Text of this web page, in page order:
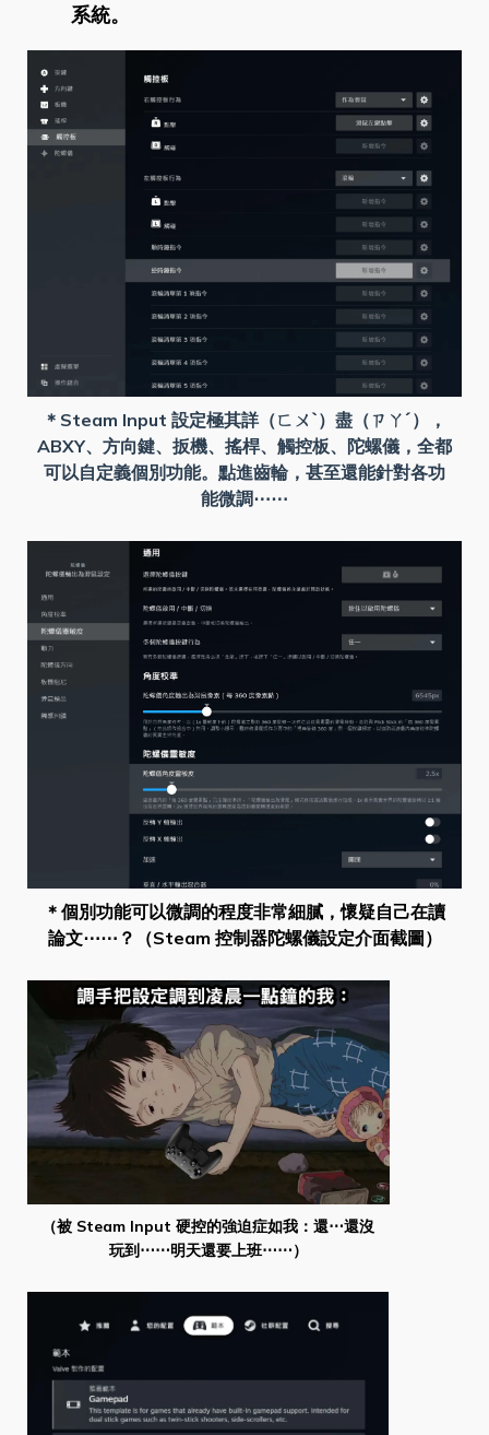
系統。
＊Steam Input 設定極其詳（ㄈㄨˋ）盡（ㄗㄚˊ），
ABXY、方向鍵、扳機、搖桿、觸控板、陀螺儀，全都
可以自定義個別功能。點進齒輪，甚至還能針對各功
能微調⋯⋯
＊個別功能可以微調的程度非常細膩，懷疑自己在讀
論文⋯⋯？（Steam 控制器陀螺儀設定介面截圖）
（被 Steam Input 硬控的強迫症如我：還⋯還沒
玩到⋯⋯明天還要上班⋯⋯）